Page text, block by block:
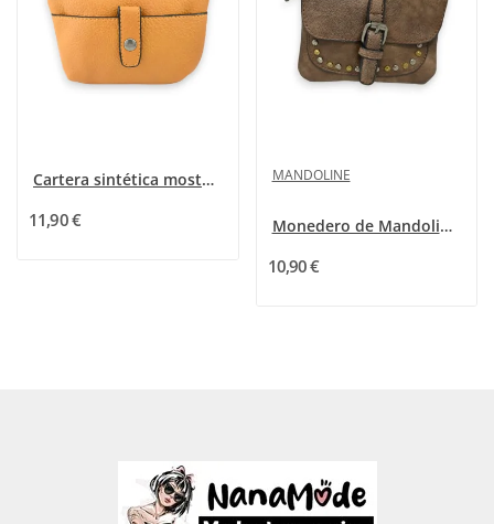
Cartera sintética mostaza
11,90 €
MANDOLINE
Monedero de Mandoline Taupe con tachuelas
10,90 €